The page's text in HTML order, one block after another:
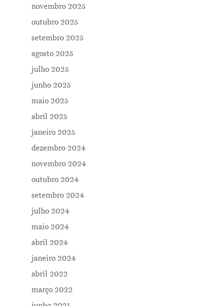
novembro 2025
outubro 2025
setembro 2025
agosto 2025
julho 2025
junho 2025
maio 2025
abril 2025
janeiro 2025
dezembro 2024
novembro 2024
outubro 2024
setembro 2024
julho 2024
maio 2024
abril 2024
janeiro 2024
abril 2022
março 2022